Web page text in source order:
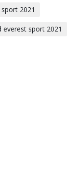
2021
everest sport 2021